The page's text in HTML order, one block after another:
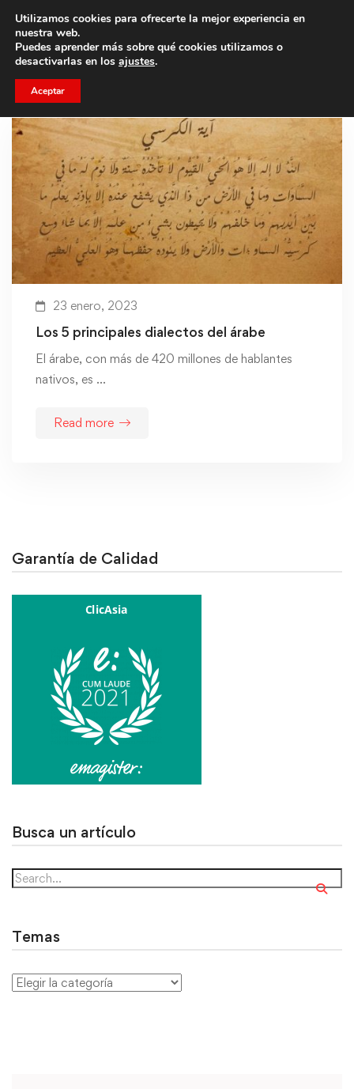
Trae a un amigo y llevaos un total de 75€ de descuento.
23 enero, 2023
Los 5 principales dialectos del árabe
El árabe, con más de 420 millones de hablantes
nativos, es …
Read more
Garantía de Calidad
Busca un artículo
Temas
Utilizamos cookies para ofrecerte la mejor experiencia en
nuestra web.
Puedes aprender más sobre qué cookies utilizamos o
desactivarlas en los ajustes.
Aceptar